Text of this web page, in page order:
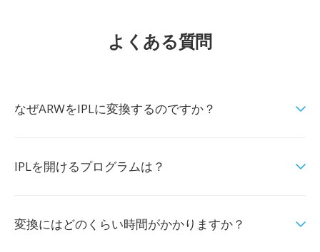
よくある質問
なぜARWをIPLに変換するのですか？
IPLを開けるプログラムは？
変換にはどのくらい時間がかかりますか？